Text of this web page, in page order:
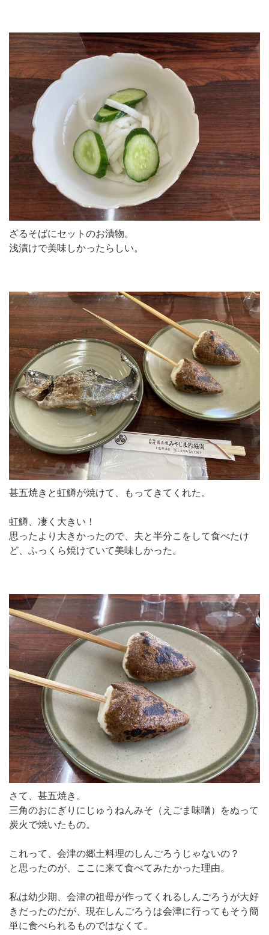
ざるそばにセットのお漬物。
浅漬けで美味しかったらしい。
甚五焼きと虹鱒が焼けて、もってきてくれた。
虹鱒、凄く大きい！
思ったより大きかったので、夫と半分こをして食べたけ
ど、ふっくら焼けていて美味しかった。
さて、甚五焼き。
三角のおにぎりにじゅうねんみそ（えごま味噌）をぬって
炭火で焼いたもの。
これって、会津の郷土料理のしんごろうじゃないの？
と思ったのが、ここに来て食べてみたかった理由。
私は幼少期、会津の祖母が作ってくれるしんごろうが大好
きだったのだが、現在しんごろうは会津に行ってもそう簡
単に食べられるものではなくて。